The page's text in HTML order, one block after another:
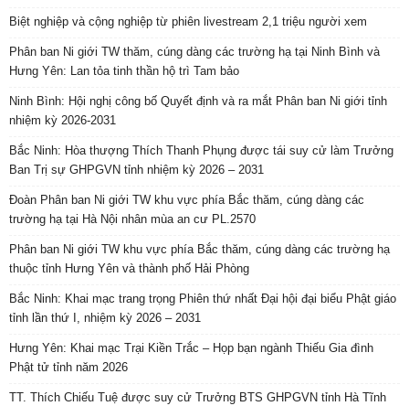
Biệt nghiệp và cộng nghiệp từ phiên livestream 2,1 triệu người xem
Phân ban Ni giới TW thăm, cúng dàng các trường hạ tại Ninh Bình và
Hưng Yên: Lan tỏa tinh thần hộ trì Tam bảo
Ninh Bình: Hội nghị công bố Quyết định và ra mắt Phân ban Ni giới tỉnh
nhiệm kỳ 2026-2031
Bắc Ninh: Hòa thượng Thích Thanh Phụng được tái suy cử làm Trưởng
Ban Trị sự GHPGVN tỉnh nhiệm kỳ 2026 – 2031
Đoàn Phân ban Ni giới TW khu vực phía Bắc thăm, cúng dàng các
trường hạ tại Hà Nội nhân mùa an cư PL.2570
Phân ban Ni giới TW khu vực phía Bắc thăm, cúng dàng các trường hạ
thuộc tỉnh Hưng Yên và thành phố Hải Phòng
Bắc Ninh: Khai mạc trang trọng Phiên thứ nhất Đại hội đại biểu Phật giáo
tỉnh lần thứ I, nhiệm kỳ 2026 – 2031
Hưng Yên: Khai mạc Trại Kiền Trắc – Họp bạn ngành Thiếu Gia đình
Phật tử tỉnh năm 2026
TT. Thích Chiếu Tuệ được suy cử Trưởng BTS GHPGVN tỉnh Hà Tĩnh